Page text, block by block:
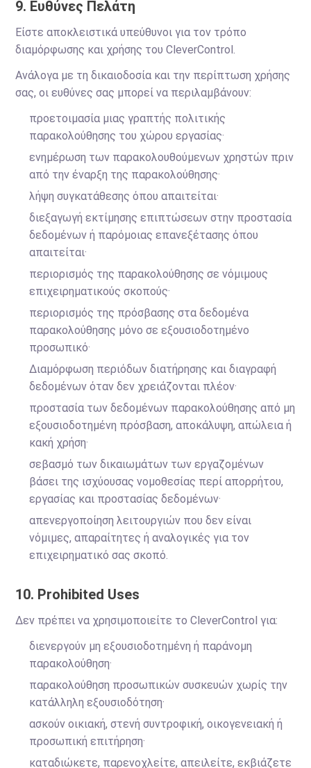
9. Ευθύνες Πελάτη
Είστε αποκλειστικά υπεύθυνοι για τον τρόπο
διαμόρφωσης και χρήσης του CleverControl.
Ανάλογα με τη δικαιοδοσία και την περίπτωση χρήσης
σας, οι ευθύνες σας μπορεί να περιλαμβάνουν:
προετοιμασία μιας γραπτής πολιτικής
παρακολούθησης του χώρου εργασίας·
ενημέρωση των παρακολουθούμενων χρηστών πριν
από την έναρξη της παρακολούθησης·
λήψη συγκατάθεσης όπου απαιτείται·
διεξαγωγή εκτίμησης επιπτώσεων στην προστασία
δεδομένων ή παρόμοιας επανεξέτασης όπου
απαιτείται·
περιορισμός της παρακολούθησης σε νόμιμους
επιχειρηματικούς σκοπούς·
περιορισμός της πρόσβασης στα δεδομένα
παρακολούθησης μόνο σε εξουσιοδοτημένο
προσωπικό·
Διαμόρφωση περιόδων διατήρησης και διαγραφή
δεδομένων όταν δεν χρειάζονται πλέον·
προστασία των δεδομένων παρακολούθησης από μη
εξουσιοδοτημένη πρόσβαση, αποκάλυψη, απώλεια ή
κακή χρήση·
σεβασμό των δικαιωμάτων των εργαζομένων
βάσει της ισχύουσας νομοθεσίας περί απορρήτου,
εργασίας και προστασίας δεδομένων·
απενεργοποίηση λειτουργιών που δεν είναι
νόμιμες, απαραίτητες ή αναλογικές για τον
επιχειρηματικό σας σκοπό.
10. Prohibited Uses
Δεν πρέπει να χρησιμοποιείτε το CleverControl για:
διενεργούν μη εξουσιοδοτημένη ή παράνομη
παρακολούθηση·
παρακολούθηση προσωπικών συσκευών χωρίς την
κατάλληλη εξουσιοδότηση·
ασκούν οικιακή, στενή συντροφική, οικογενειακή ή
προσωπική επιτήρηση·
καταδιώκετε, παρενοχλείτε, απειλείτε, εκβιάζετε